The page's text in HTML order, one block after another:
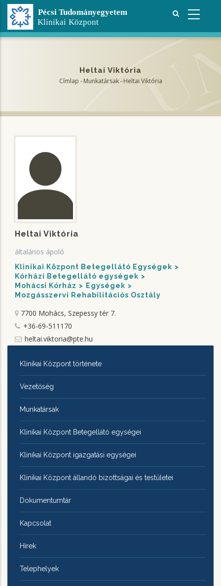
Ugrás
tartalomra
Heltai Viktória
Címlap - Munkatársak - Heltai Viktória
Heltai Viktória
általános ápoló
Klinikai Központ Betegellátó Egységek
Kórházi Betegellátó egységek
Mohácsi Kórház
Egységek
Mozgásszervi Rehabilitációs Osztály
7700 Mohács, Szepessy tér 7.
+36-69-511170
heltai.viktoria@pte.hu
KLINIKAI
KÖZPONTRÓL
Klinikai Központ története
Vezetőség
Munkatársak
Klinikai Központ Betegellátó egységei
Klinikai Központ igazgatási egységei
Klinikai Központ állandó bizottságai és testületei
Dokumentumtár
Kapcsolat
Hírek
Telephelyek